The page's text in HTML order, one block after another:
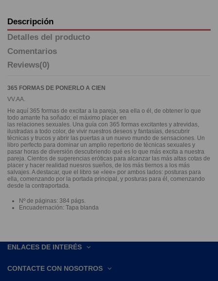
Descripción
Detalles del producto
Comentarios
Reviews(0)
365 FORMAS DE PONERLO A CIEN
VV.AA.
He aquí 365 formas de excitar a la pareja, sea ella o él, de obtener lo que
todo amante ha soñado: el máximo placer en
las relaciones sexuales. Una guía con 365 formas excitantes y atrevidas,
ilustradas a todo color, de vivir nuestros deseos y fantasías, descubrir
técnicas y trucos y abrir las puertas a un nuevo mundo de sensaciones. Un
libro perfecto para dominar un amplio repertorio de técnicas sexuales y
pasar horas de diversión descubriendo qué es lo que más excita a nuestra
pareja. Cientos de sugerencias eróticas para alcanzar las más altas cotas de
placer y hacer realidad nuesros sueños, de los más tiernos a los más
salvajes. A destacar, que el libro se «lee» por ambos lados: posturas para
ella, comenzando por la portada principal, y posturas para él, comenzando
desde la contraportada.
Nº de páginas: 384 págs.
Encuadernación: Tapa blanda
ENLACES DE INTERÉS
CONTACTE CON NOSOTROS